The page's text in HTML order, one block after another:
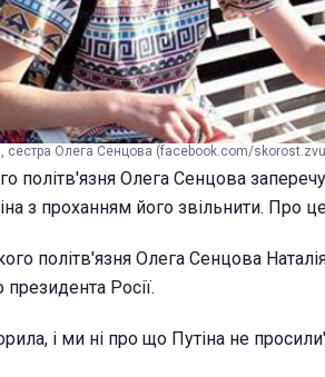
сестра Олега Сенцова (facebook.com/
політв'язня Олега Сенцова
з проханням його звільнити. Про
політв'язня Олега Сенцова
Росії.
і ми ні про що Путіна не